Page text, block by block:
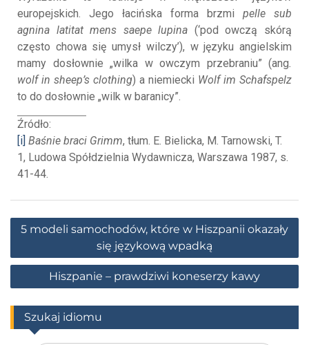
europejskich. Jego łacińska forma brzmi pelle sub
agnina latitat mens saepe lupina (‘pod owczą skórą
często chowa się umysł wilczy’), w języku angielskim
mamy dosłownie „wilka w owczym przebraniu” (ang
wolf in sheep’s clothing) a niemiecki Wolf im Schafspelz
to do dosłownie „wilk w baranicy”.
Źródło:
[i] Baśnie braci Grimm, tłum. E. Bielicka, M. Tarnowski, T.
1, Ludowa Spółdzielnia Wydawnicza, Warszawa 1987, s.
41-44.
5 modeli samochodów, które w Hiszpanii okazały
się językową wpadką
Hiszpanie – prawdziwi koneserzy kawy
Szukaj idiomu